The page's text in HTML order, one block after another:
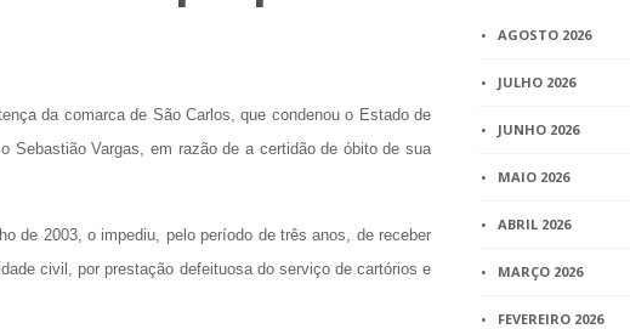
da comarca de São Carlos, que condenou o Estado de
Sebastião Vargas, em razão de a certidão de óbito de sua
de 2003, o impediu, pelo período de três anos, de receber
civil, por prestação defeituosa do serviço de cartórios e
AGOSTO 2026
JULHO 2026
JUNHO 2026
MAIO 2026
ABRIL 2026
MARÇO 2026
FEVEREIRO 2026